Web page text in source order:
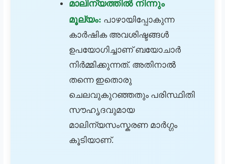
മാലിന്യത്തിൽ നിന്നും
മൂല്യം: പാഴായിപ്പോകുന്ന
കാർഷിക അവശിഷ്ടങ്ങൾ
ഉപയോഗിച്ചാണ് ബയോചാർ
നിർമ്മിക്കുന്നത്. അതിനാൽ
തന്നെ ഇതൊരു
ചെലവുകുറഞ്ഞതും പരിസ്ഥിതി
സൗഹൃദവുമായ
മാലിന്യസംസ്കരണ മാർഗ്ഗം
കൂടിയാണ്.